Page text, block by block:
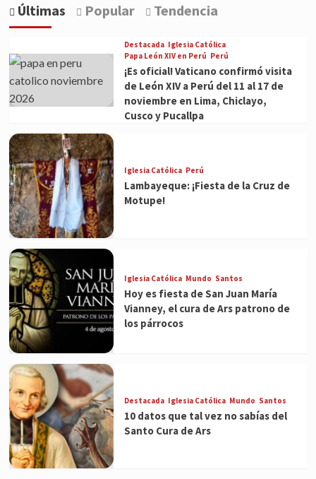
Últimas Popular Tendencia
Destacada Iglesia Católica
Papa León XIV en Perú Perú
¡Es oficial! Vaticano confirmó visita
de León XIV a Perú del 11 al 17 de
noviembre en Lima, Chiclayo,
Cusco y Pucallpa
Iglesia Católica Perú
Lambayeque: ¡Fiesta de la Cruz de
Motupe!
Iglesia Católica Mundo Santos
Hoy es fiesta de San Juan María
Vianney, el cura de Ars patrono de
los párrocos
Destacada Iglesia Católica Mundo Santos
10 datos que tal vez no sabías del
Santo Cura de Ars